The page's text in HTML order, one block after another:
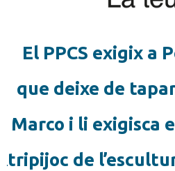
El PPCS exigix a
que deixe de
Marco i li exigisca
tripijoc de